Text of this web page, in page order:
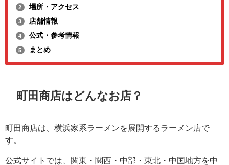
2 場所・アクセス
3 店舗情報
4 公式・参考情報
5 まとめ
町田商店はどんなお店？
町田商店は、横浜家系ラーメンを展開するラーメン店で
す。
公式サイトでは、関東・関西・中部・東北・中国地方を中